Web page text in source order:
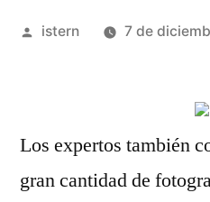
Publicado
istern 7 de
Los expertos también
gran cantidad de